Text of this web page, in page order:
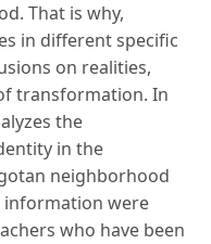
That is why,
in di­fferent specific
on realities,
transformation. In
the
in the
neighborhood
information were
who have been